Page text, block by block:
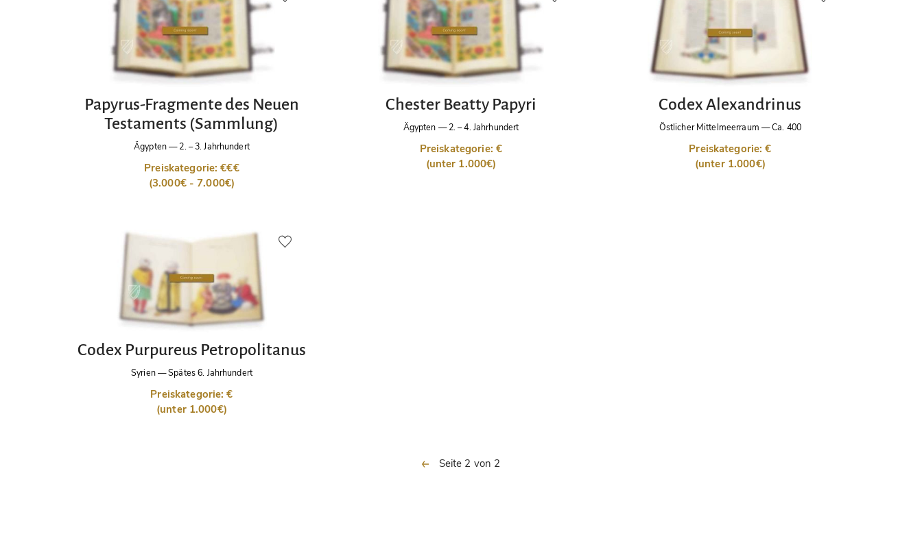
Papyrus-Fragmente des Neuen
Testaments (Sammlung)
Ägypten—2. – 3. Jahrhundert
Preiskategorie: €€€
(3.000€ - 7.000€)
Chester Beatty Papyri
Ägypten —2. – 4. Jahrhundert
Preiskategorie: €
(unter 1.000€)
Codex Alexandrinus
Östlicher Mittelmeerraum —Ca. 400
Preiskategorie: €
(unter 1.000€)
Codex Purpureus Petropolitanus
Syrien—Spätes 6. Jahrhundert
Preiskategorie: €
(unter 1.000€)
vorherige
Seite 2 von 2